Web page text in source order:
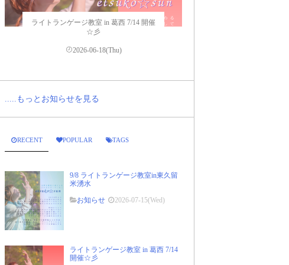
ライトランゲージ教室 in 葛西 7/14 開催
☆彡
2026-06-18(Thu)
.....もっとお知らせを見る
RECENT POPULAR TAGS
9/8 ライトランゲージ教室in東久留
米湧水
お知らせ
2026-07-15(Wed)
ライトランゲージ教室 in 葛西 7/14
開催☆彡